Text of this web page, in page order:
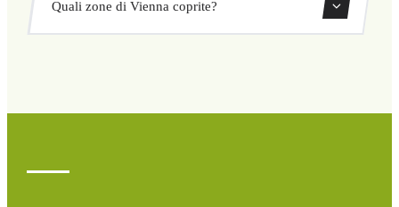
ritorno direttamente dal nostro sistema di prenotazione.
Quali zone di Vienna coprite?